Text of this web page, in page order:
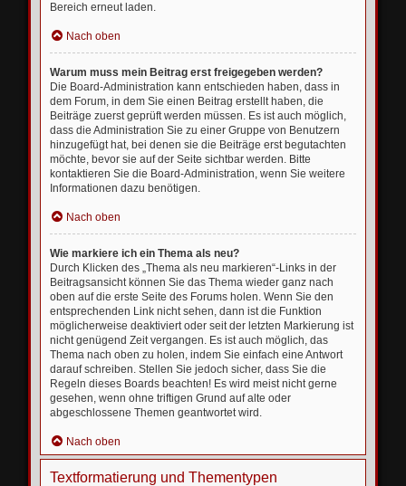
Bereich erneut laden.
Nach oben
Warum muss mein Beitrag erst freigegeben werden?
Die Board-Administration kann entschieden haben, dass in
dem Forum, in dem Sie einen Beitrag erstellt haben, die
Beiträge zuerst geprüft werden müssen. Es ist auch möglich,
dass die Administration Sie zu einer Gruppe von Benutzern
hinzugefügt hat, bei denen sie die Beiträge erst begutachten
möchte, bevor sie auf der Seite sichtbar werden. Bitte
kontaktieren Sie die Board-Administration, wenn Sie weitere
Informationen dazu benötigen.
Nach oben
Wie markiere ich ein Thema als neu?
Durch Klicken des „Thema als neu markieren“-Links in der
Beitragsansicht können Sie das Thema wieder ganz nach
oben auf die erste Seite des Forums holen. Wenn Sie den
entsprechenden Link nicht sehen, dann ist die Funktion
möglicherweise deaktiviert oder seit der letzten Markierung ist
nicht genügend Zeit vergangen. Es ist auch möglich, das
Thema nach oben zu holen, indem Sie einfach eine Antwort
darauf schreiben. Stellen Sie jedoch sicher, dass Sie die
Regeln dieses Boards beachten! Es wird meist nicht gerne
gesehen, wenn ohne triftigen Grund auf alte oder
abgeschlossene Themen geantwortet wird.
Nach oben
Textformatierung und Thementypen